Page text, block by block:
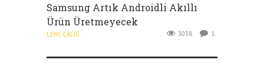
Samsung Artık Androidli Akıllı
Ürün Üretmeyecek
LEMI ÇALIĞ 3038 1